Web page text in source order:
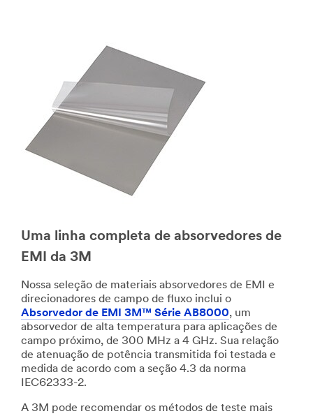
Uma linha completa de absorvedores de
EMI da 3M
Nossa seleção de materiais absorvedores de EMI e
direcionadores de campo de fluxo inclui o
Absorvedor de EMI 3M™ Série AB8000, um
absorvedor de alta temperatura para aplicações de
campo próximo, de 300 MHz a 4 GHz. Sua relação
de atenuação de potência transmitida foi testada e
medida de acordo com a seção 4.3 da norma
IEC62333-2.
A 3M pode recomendar os métodos de teste mais